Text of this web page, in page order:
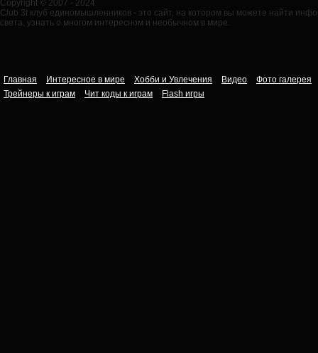
Copyright © 2007 - 2024
Club 3t клуб единомышленников - это сайт, на котором вы можете найти
света, узнать о многом интересном и необычном в мире.
Главная Интересное в мире Хобби и Увлечения Видео
Фото галерея
Трейнеры к играм
Чит коды к играм Flash игры